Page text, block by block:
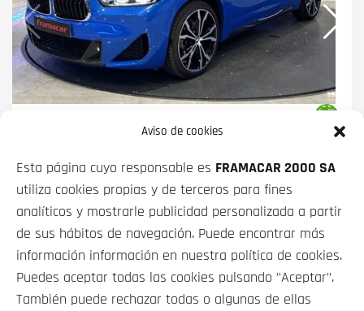
Aviso de cookies
Esta página cuyo responsable es FRAMACAR 2000 SA
utiliza cookies propias y de terceros para fines
analíticos y mostrarle publicidad personalizada a partir
de sus hábitos de navegación. Puede encontrar más
información información en nuestra política de cookies.
Puedes aceptar todas las cookies pulsando "Aceptar".
También puede rechazar todas o algunas de ellas
27 490€ desde367€/mes*